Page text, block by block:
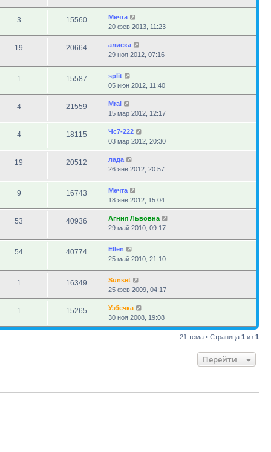
3 15560
Мечта
20 фев 2013, 11:23
19 20664
алиска
29 ноя 2012, 07:16
1 15587
sрlit
05 июн 2012, 11:40
4 21559
Mral
15 мар 2012, 12:17
4 18115
Чс7-222
03 мар 2012, 20:30
19 20512
лада
26 янв 2012, 20:57
9 16743
Мечта
18 янв 2012, 15:04
53 40936
Агния Львовна
29 май 2010, 09:17
54 40774
Ellen
25 май 2010, 21:10
1 16349
Sunset
25 фев 2009, 04:17
1 15265
Узбечка
30 ноя 2008, 19:08
21 тема • Страница 1 из 1
Перейти